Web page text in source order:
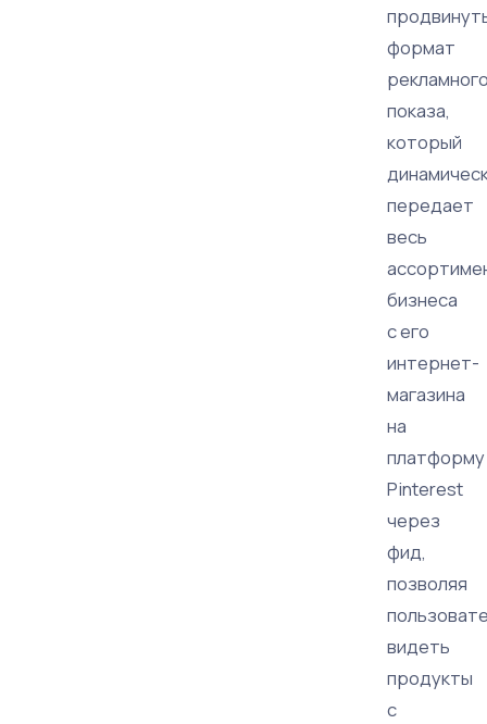
формат
показа,
который
передает
весь
бизнеса
с его
интернет-
магазина
на
платформу
Pinterest
через
фид,
позволяя
видеть
продукты
с